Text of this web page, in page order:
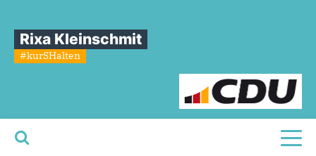
Rixa Kleinschmit
#kurSHalten